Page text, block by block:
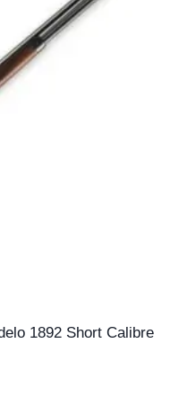
1892 Short Calibre